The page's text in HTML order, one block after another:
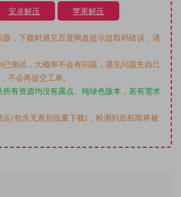
安卓解压 苹果解压
，下载时遇见百度网盘提示提取码错误，请
测试，大概率不会有问题，遇见问题先自己
不会再提交工单。
所有资源均没有露点、纯绿色版本，若有需求
(包含无差别批量下载)，检测到后权限将被